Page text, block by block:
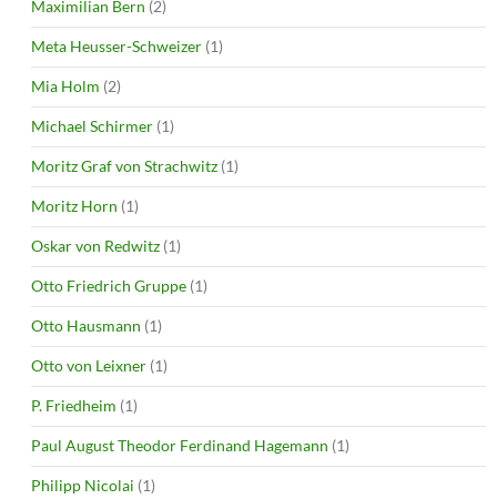
Maximilian Bern (2)
Meta Heusser-Schweizer (1)
Mia Holm (2)
Michael Schirmer (1)
Moritz Graf von Strachwitz (1)
Moritz Horn (1)
Oskar von Redwitz (1)
Otto Friedrich Gruppe (1)
Otto Hausmann (1)
Otto von Leixner (1)
P. Friedheim (1)
Paul August Theodor Ferdinand Hagemann (1)
Philipp Nicolai (1)